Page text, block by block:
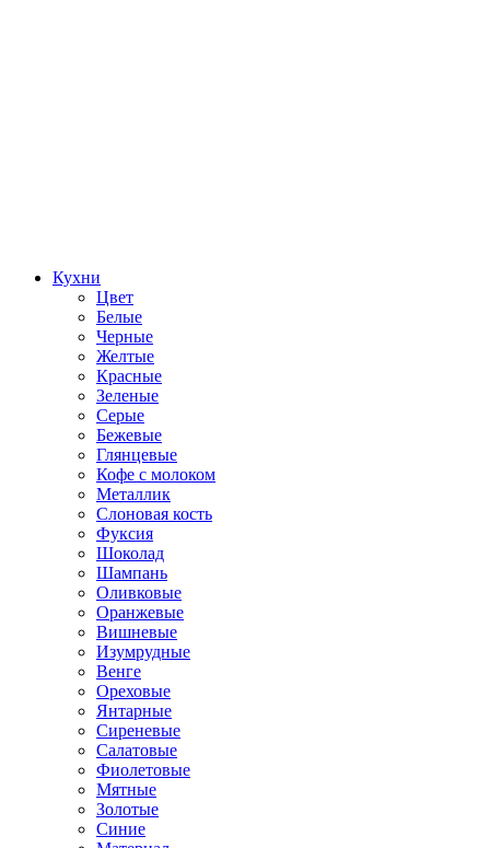
Кухни
Цвет
Белые
Черные
Желтые
Красные
Зеленые
Серые
Бежевые
Глянцевые
Кофе с молоком
Металлик
Слоновая кость
Фуксия
Шоколад
Шампань
Оливковые
Оранжевые
Вишневые
Изумрудные
Венге
Ореховые
Янтарные
Сиреневые
Салатовые
Фиолетовые
Мятные
Золотые
Синие